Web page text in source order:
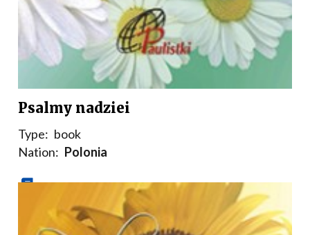
Psalmy nadziei
Type: book
Nation: Polonia